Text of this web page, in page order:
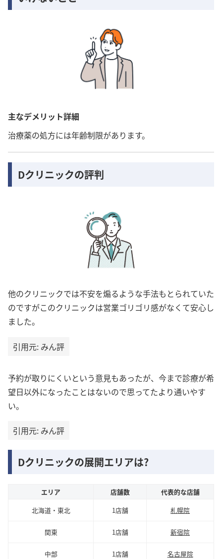
主なデメリット詳細
治療薬の処方には年齢制限があります。
Dクリニックの評判
他のクリニックでは不安を煽るような手法もとられていた
のですがこのクリニックは営業ゴリゴリ感がなくて安心し
ました。
引用元: みん評
予約が取りにくいという意見もあったが、今まで診療が希
望日以外になったことはないので思ってたより通いやす
い。
引用元: みん評
Dクリニックの展開エリアは?
エリア 店舗数
代表的な店舗
北海道・東北
1店舗 札幌院
関東 1店舗 新宿院
中部 1店舗 名古屋院